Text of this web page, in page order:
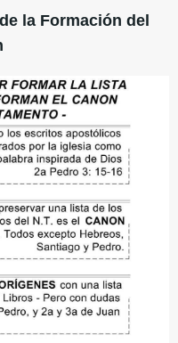
la Formación del